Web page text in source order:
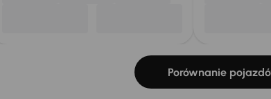
Porównanie